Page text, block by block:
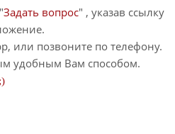
Задать вопрос" , указав ссылку
или позвоните по телефону.
удобным Вам способом.